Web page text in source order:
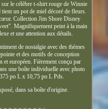
le célèbre t-shirt rouge de Winnie
un pot de miel décoré de fleurs.
Collection Jim Shore Disney
Magnifiquement peint à la main
et une attention aux détails.
de nostalgie avec des thèmes
et des motifs de conception
et européen. Fièrement conçu par
une boîte individuelle avec photo
po L x 10,75 po L Pds.
dans sa boîte d'origine.